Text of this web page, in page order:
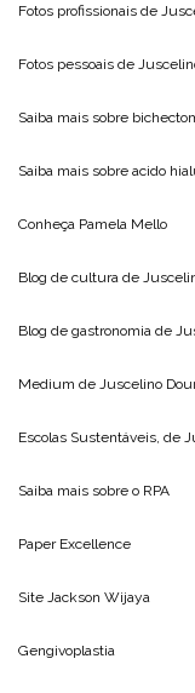
Fotos profissionais de
Fotos pessoais de
Saiba mais sobre
Saiba mais sobre acido
Conheça Pamela Mello
Blog de cultura de
Blog de gastronomia de
Medium de Juscelino
Escolas Sustentáveis, de
Saiba mais sobre o RPA
Paper Excellence
Site Jackson Wijaya
Gengivoplastia